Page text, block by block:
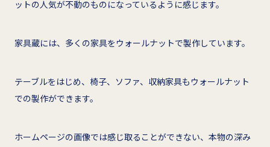
ットの人気が不動のものになっているように感じます。
家具蔵には、多くの家具をウォールナットで製作しています。
テーブルをはじめ、椅子、ソファ、収納家具もウォールナット
での製作ができます。
ホームページの画像では感じ取ることができない、本物の深み